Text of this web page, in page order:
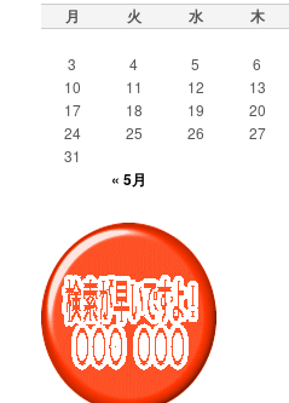
月 火 水 木
3
4 5 6
10
11 12 13
17
18 19 20
24
25 26 27
31
« 5月